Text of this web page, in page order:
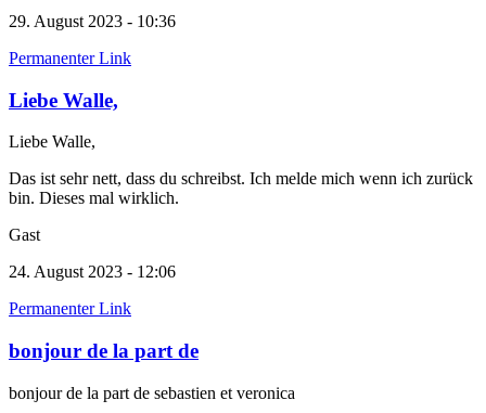
29. August 2023 - 10:36
Permanenter Link
Liebe Walle,
Liebe Walle,
Das ist sehr nett, dass du schreibst. Ich melde mich wenn ich zurück
bin. Dieses mal wirklich.
Gast
24. August 2023 - 12:06
Permanenter Link
bonjour de la part de
bonjour de la part de sebastien et veronica